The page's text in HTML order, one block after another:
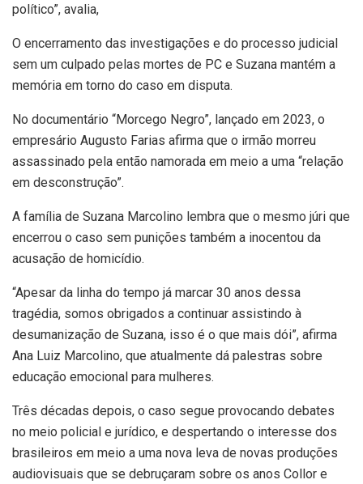
político”, avalia,
O encerramento das investigações e do processo judicial
sem um culpado pelas mortes de PC e Suzana mantém a
memória em torno do caso em disputa.
No documentário “Morcego Negro”, lançado em 2023, o
empresário Augusto Farias afirma que o irmão morreu
assassinado pela então namorada em meio a uma “relação
em desconstrução”.
A família de Suzana Marcolino lembra que o mesmo júri que
encerrou o caso sem punições também a inocentou da
acusação de homicídio.
“Apesar da linha do tempo já marcar 30 anos dessa
tragédia, somos obrigados a continuar assistindo à
desumanização de Suzana, isso é o que mais dói”, afirma
Ana Luiz Marcolino, que atualmente dá palestras sobre
educação emocional para mulheres.
Três décadas depois, o caso segue provocando debates
no meio policial e jurídico, e despertando o interesse dos
brasileiros em meio a uma nova leva de novas produções
audiovisuais que se debruçaram sobre os anos Collor e